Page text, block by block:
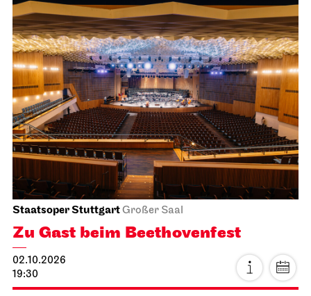
Staatsoper StuttgartGroßer Saal
Zu Gast beim Beethovenfest
02.10.2026
19:30